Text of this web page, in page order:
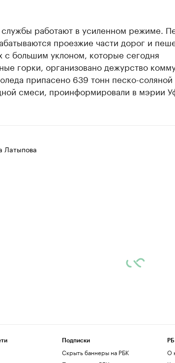
работают в усиленном режиме.
проезжие части дорог и
с большим уклоном, которые сегодня
горки, организовано дежурство
припасено 639 тонн песко-
смеси, проинформировали в мэрии
Латыпова
Подписки
Скрыть баннеры на РБК
О